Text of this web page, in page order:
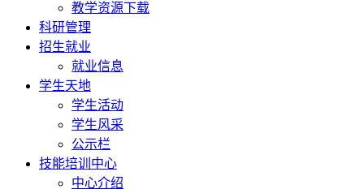
教学资源下载
科研管理
招生就业
就业信息
学生天地
学生活动
学生风采
公示栏
技能培训中心
中心介绍